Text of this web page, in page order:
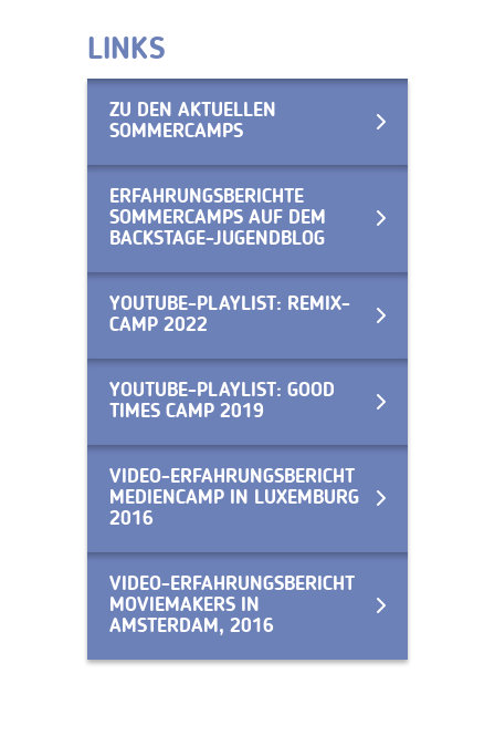
LINKS
ZU DEN AKTUELLEN
SOMMERCAMPS
ERFAHRUNGSBERICHTE
SOMMERCAMPS AUF DEM
BACKSTAGE-JUGENDBLOG
YOUTUBE-PLAYLIST: REMIX-
CAMP 2022
YOUTUBE-PLAYLIST: GOOD
TIMES CAMP 2019
VIDEO-ERFAHRUNGSBERICHT
MEDIENCAMP IN LUXEMBURG
2016
VIDEO-ERFAHRUNGSBERICHT
MOVIEMAKERS IN
AMSTERDAM, 2016